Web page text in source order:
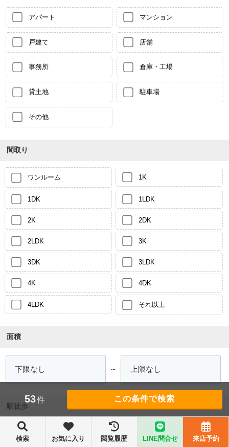
アパート マンション
戸建て 店舗
事務所 倉庫・工場
貸土地 駐車場
その他
間取り
ワンルーム 1K
1DK 1LDK
2K 2DK
2LDK 3K
3DK 3LDK
4K 4DK
4LDK それ以上
面積
～
駅徒歩
53件
検索 お気に入り 閲覧履歴 LINE問合せ 来店予約